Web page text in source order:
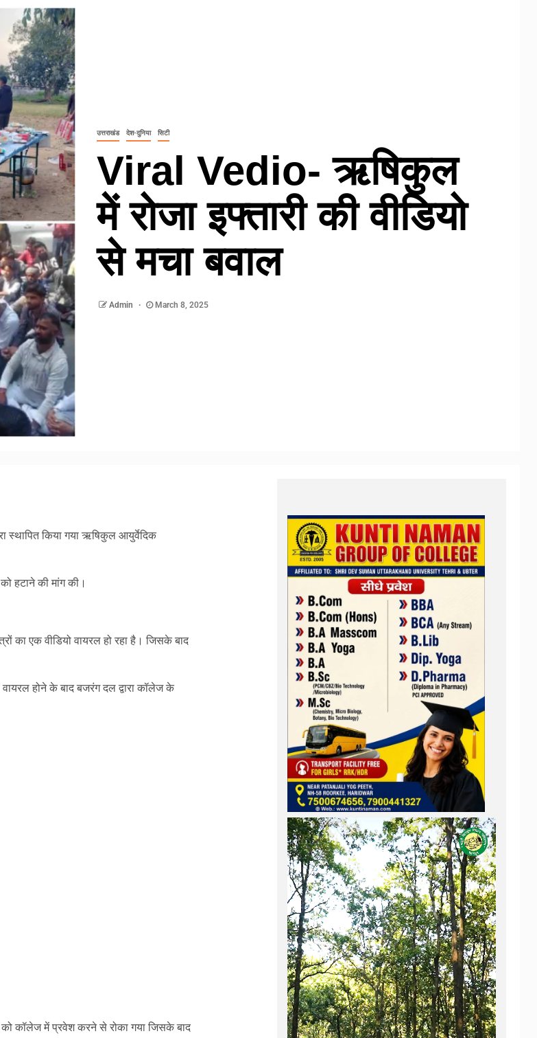
उत्तराखंड देश-दुनिया सिटी
Viral Vedio- ऋषिकुल
में रोजा इफ्तारी की वीडियो
से मचा बवाल
Admin March 8, 2025
स्थापित किया गया ऋषिकुल आयुर्वेदिक
हटाने की मांग की।
का एक वीडियो वायरल हो रहा है। जिसके बाद
वायरल होने के बाद बजरंग दल द्वारा कॉलेज के
को कॉलेज में प्रवेश करने से रोका गया जिसके बाद